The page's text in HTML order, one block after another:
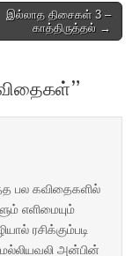
இல்லாத திசைகள் 3 –
காத்திருத்தல் →
”
பல கவிதைகளில்
எளிமையும்
ரசிக்கும்படி
அன்பின்